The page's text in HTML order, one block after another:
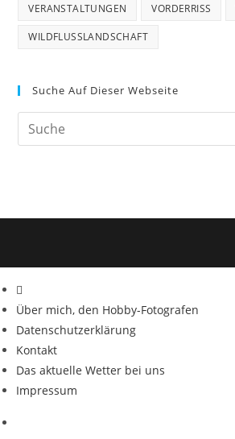
VERANSTALTUNGEN VORDERRISS
WILDFLUSSLANDSCHAFT
Suche Auf Dieser Webseite
Über mich, den Hobby-Fotografen
Datenschutzerklärung
Kontakt
Das aktuelle Wetter bei uns
Impressum